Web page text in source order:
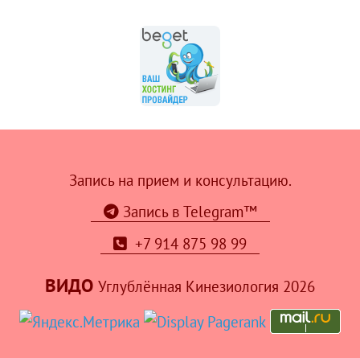
Запись на прием и консультацию.
Запись в Telegram™
+7 914 875 98 99
ВИДО Углублённая Кинезиология 2026